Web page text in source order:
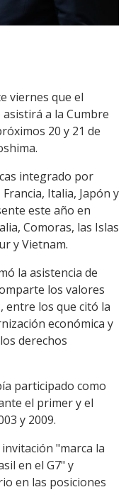
viernes que el
a la Cumbre
20 y 21 de
integrado por
Italia, Japón y
este año en
Comoras, las Islas
y Vietnam.
la asistencia de
los valores
entre los que citó la
económica y
derechos
participado como
el primer y el
y 2009.
"marca la
en el G7" y
en las posiciones